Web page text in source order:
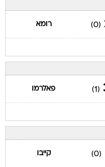
(0) רומא
(1) פאלרמו
(0) קייבו